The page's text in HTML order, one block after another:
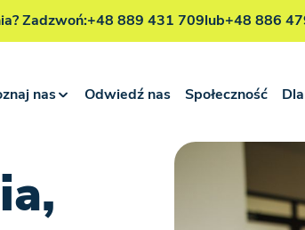
Zadzwoń:+48 889 431 709lub+48 886
nas Odwiedź nas Społeczność